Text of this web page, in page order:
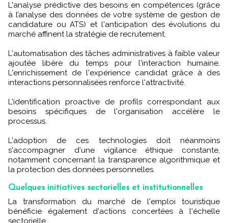
L'analyse prédictive des besoins en compétences (grâce
à l’analyse des données de votre système de gestion de
candidature ou ATS) et l'anticipation des évolutions du
marché affinent la stratégie de recrutement.
L'automatisation des tâches administratives à faible valeur
ajoutée libère du temps pour l'interaction humaine.
L'enrichissement de l'expérience candidat grâce à des
interactions personnalisées renforce l'attractivité.
L'identification proactive de profils correspondant aux
besoins spécifiques de l'organisation accélère le
processus.
L'adoption de ces technologies doit néanmoins
s'accompagner d'une vigilance éthique constante,
notamment concernant la transparence algorithmique et
la protection des données personnelles.
Quelques initiatives sectorielles et institutionnelles
La transformation du marché de l'emploi touristique
bénéficie également d'actions concertées à l'échelle
sectorielle.